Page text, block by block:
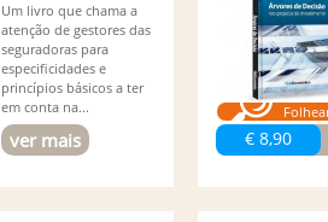
Um livro que chama a
atenção de gestores das
seguradoras para
especificidades e
princípios básicos a ter
em conta na...
ver mais € 8,90